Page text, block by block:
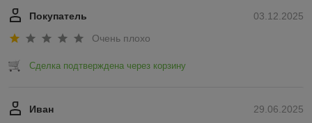
03.12.2025
Покупатель
Очень плохо
Сделка подтверждена через корзину
29.06.2025
Иван